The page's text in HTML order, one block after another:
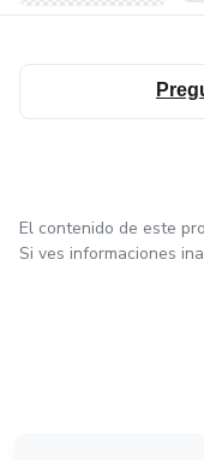
El contenido de este
Si ves informaciones